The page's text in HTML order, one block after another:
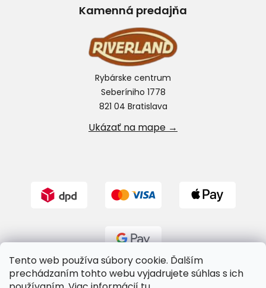
Tento web používa súbory cookie. Ďalším
prechádzaním tohto webu vyjadrujete súhlas s ich
Kamenná predajňa
Rybárske centrum
Seberíniho 1778
821 04 Bratislava
Ukázať na mape →